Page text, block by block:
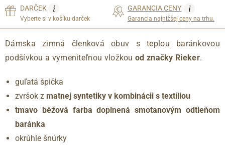
DARČEK i
Vyberte si v košíku darček
GARANCIA CENY i
Garancia najnižšej ceny na trhu.
Dámska zimná členková obuv s teplou baránkovou
podšívkou a vymeniteľnou vložkouod značky Rieker.
guľatá špička
zvršok z matnej syntetiky v kombinácii s textíliou
tmavo béžová farba doplnená smotanovým odtieňom
baránka
okrúhle šnúrky